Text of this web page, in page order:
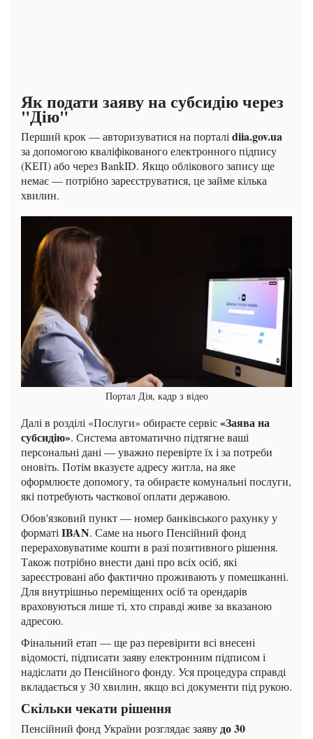
Як подати заяву на субсидію через
"Дію"
Перший крок — авторизуватися на порталі diia.gov.ua
за допомогою кваліфікованого електронного підпису
(КЕП) або через BankID. Якщо облікового запису ще
немає — потрібно зареєструватися, це займе кілька
хвилин.
Портал Дія, кадр з відео
Далі в розділі «Послуги» обираєте сервіс«Заява на
субсидію». Система автоматично підтягне ваші
персональні дані — уважно перевірте їх і за потреби
оновіть. Потім вказуєте адресу житла, на яке
оформлюєте допомогу, та обираєте комунальні послуги,
які потребують часткової оплати державою.
Обов'язковий пункт — номер банківського рахунку у
форматі IBAN. Саме на нього Пенсійний фонд
перераховуватиме кошти в разі позитивного рішення.
Також потрібно внести дані про всіх осіб, які
зареєстровані або фактично проживають у помешканні.
Для внутрішньо переміщених осіб та орендарів
враховуються лише ті, хто справді живе за вказаною
адресою.
Фінальний етап — ще раз перевірити всі внесені
відомості, підписати заяву електронним підписом і
надіслати до Пенсійного фонду. Уся процедура справді
вкладається у 30 хвилин, якщо всі документи під рукою.
Скільки чекати рішення
Пенсійний фонд України розглядає заявудо 30